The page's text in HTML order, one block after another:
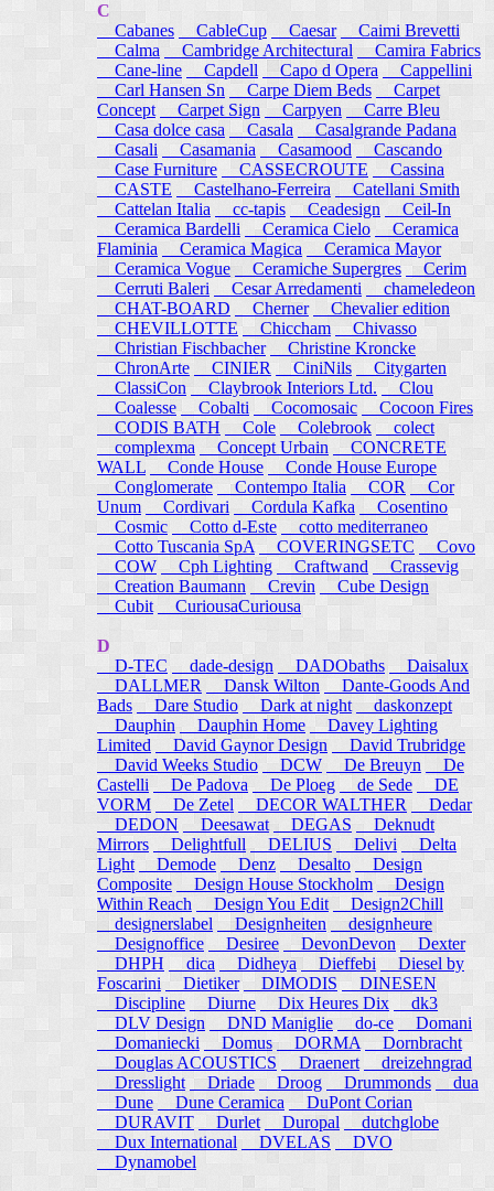
C
Cabanes
CableCup Caesar
Caimi Brevetti
Calma
Cambridge Architectural
Camira Fabrics
Cane-line
Capdell Capo d Opera
Cappellini
Carl Hansen Sn
Carpe Diem Beds
Carpet
Concept
Carpet Sign Carpyen
Carre Bleu
Casa dolce casa
Casala
Casalgrande Padana
Casali
Casamania Casamood
Cascando
Case Furniture
CASSECROUTE
Cassina
CASTE
Castelhano-Ferreira
Catellani Smith
Cattelan Italia
cc-tapis Ceadesign
Ceil-In
Ceramica Bardelli
Ceramica Cielo
Ceramica
Flaminia
Ceramica Magica
Ceramica Mayor
Ceramica Vogue
Ceramiche Supergres Cerim
Cerruti Baleri
Cesar Arredamenti
chameledeon
CHAT-BOARD
Cherner
Chevalier edition
CHEVILLOTTE
Chiccham
Chivasso
Christian Fischbacher
Christine Kroncke
ChronArte
CINIER CiniNils
Citygarten
ClassiCon
Claybrook Interiors Ltd.
Clou
Coalesse
Cobalti Cocomosaic
Cocoon Fires
CODIS BATH
Cole Colebrook
colect
complexma
Concept Urbain
CONCRETE
WALL
Conde House
Conde House Europe
Conglomerate
Contempo Italia COR
Cor
Unum
Cordivari Cordula Kafka
Cosentino
Cosmic
Cotto d-Este
cotto mediterraneo
Cotto Tuscania SpA
COVERINGSETC
Covo
COW
Cph Lighting Craftwand
Crassevig
Creation Baumann
Crevin
Cube Design
Cubit
CuriousaCuriousa
D
D-TEC
dade-design DADObaths
Daisalux
DALLMER
Dansk Wilton
Dante-Goods And
Bads
Dare Studio Dark at night
daskonzept
Dauphin
Dauphin Home
Davey Lighting
Limited
David Gaynor Design
David Trubridge
David Weeks Studio
DCW De Breuyn
De
Castelli
De Padova De Ploeg de Sede
DE
VORM
De Zetel DECOR WALTHER
Dedar
DEDON
Deesawat DEGAS
Deknudt
Mirrors
Delightfull DELIUS Delivi
Delta
Light
Demode Denz Desalto
Design
Composite
Design House Stockholm
Design
Within Reach
Design You Edit
Design2Chill
designerslabel
Designheiten
designheure
Designoffice
Desiree DevonDevon
Dexter
DHPH
dica Didheya Dieffebi
Diesel by
Foscarini
Dietiker DIMODIS
DINESEN
Discipline
Diurne Dix Heures Dix
dk3
DLV Design
DND Maniglie do-ce
Domani
Domaniecki
Domus DORMA
Dornbracht
Douglas ACOUSTICS
Draenert
dreizehngrad
Dresslight Driade Droog Drummonds
dua
Dune
Dune Ceramica
DuPont Corian
DURAVIT
Durlet Duropal
dutchglobe
Dux International
DVELAS
DVO
Dynamobel